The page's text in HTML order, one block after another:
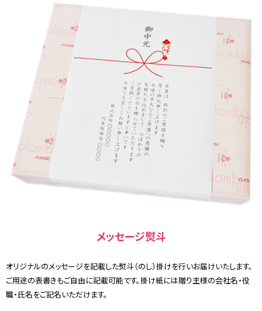
メッセージ熨斗
オリジナルのメッセージを記載した熨斗（のし）掛けを行いお届けいたします。
ご用途の表書きもご自由に記載可能です。掛け紙には贈り主様の会社名・役
職・氏名をご記名いただけます。